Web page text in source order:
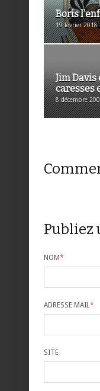
Boris
19 février 2018
Jim Davis
caresses
8 décembre
Publiez
NOM*
ADRESSE MAIL *
SITE